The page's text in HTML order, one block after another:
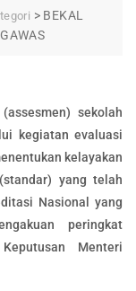
> BEKAL
sekolah
kegiatan evaluasi
kelayakan
yang telah
Nasional yang
peringkat
Menteri